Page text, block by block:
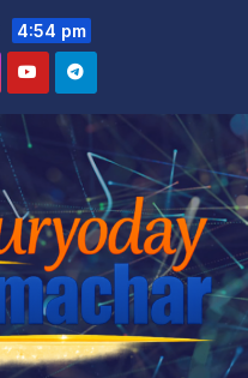
4:54 pm